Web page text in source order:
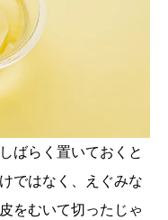
ばらく置いておくと
ではなく、えぐみな
をむいて切ったじゃ